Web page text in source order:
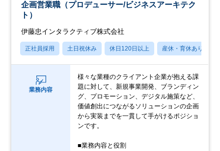
企画営業職（プロデューサー/ビジネスアーキテク
ト）
伊藤忠インタラクティブ株式会社
正社員採用 土日祝休み 休日120日以上 産休・育休あり
業務内容
様々な業種のクライアント企業が抱える課
題に対して、新規事業開発、ブランディン
グ、プロモーション、デジタル施策など、
価値創出につながるソリューションの企画
から実装までを一貫して手がけるポジショ
ンです。
■業務内容と役割